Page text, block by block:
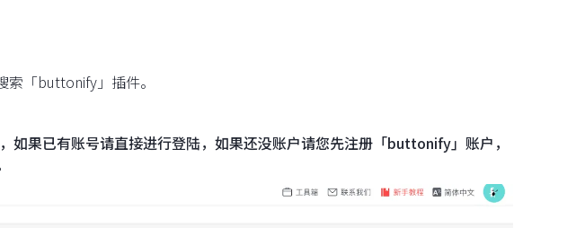
「buttonify」插件。
果已有账号请直接进行登陆，如果还没账户请您先注册「buttonify」账户，